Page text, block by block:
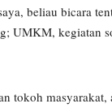
beliau bicara
UMKM, kegiatan
tokoh